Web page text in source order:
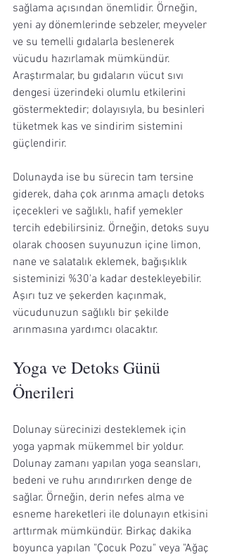
sağlama açısından önemlidir. Örneğin,
yeni ay dönemlerinde sebzeler, meyveler
ve su temelli gıdalarla beslenerek
vücudu hazırlamak mümkündür.
Araştırmalar, bu gıdaların vücut sıvı
dengesi üzerindeki olumlu etkilerini
göstermektedir; dolayısıyla, bu besinleri
tüketmek kas ve sindirim sistemini
güçlendirir.
Dolunayda ise bu sürecin tam tersine
giderek, daha çok arınma amaçlı detoks
içecekleri ve sağlıklı, hafif yemekler
tercih edebilirsiniz. Örneğin, detoks suyu
olarak choosen suyunuzun içine limon,
nane ve salatalık eklemek, bağışıklık
sisteminizi %30'a kadar destekleyebilir.
Aşırı tuz ve şekerden kaçınmak,
vücudunuzun sağlıklı bir şekilde
arınmasına yardımcı olacaktır.
Yoga ve Detoks Günü
Önerileri
Dolunay sürecinizi desteklemek için
yoga yapmak mükemmel bir yoldur.
Dolunay zamanı yapılan yoga seansları,
bedeni ve ruhu arındırırken denge de
sağlar. Örneğin, derin nefes alma ve
esneme hareketleri ile dolunayın etkisini
arttırmak mümkündür. Birkaç dakika
boyunca yapılan "Çocuk Pozu" veya "Ağaç